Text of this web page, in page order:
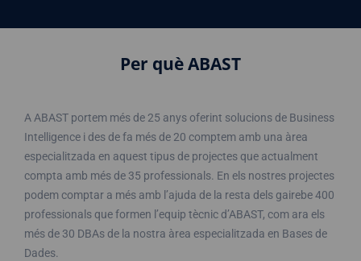
Per què ABAST
A ABAST portem més de 25 anys oferint solucions de Business
Intelligence i des de fa més de 20 comptem amb una àrea
especialitzada en aquest tipus de projectes que actualment
compta amb més de 35 professionals. En els nostres projectes
podem comptar a més amb l’ajuda de la resta dels gairebe 400
professionals que formen l’equip tècnic d’ABAST, com ara els
més de 30 DBAs de la nostra àrea especialitzada en Bases de
Dades.